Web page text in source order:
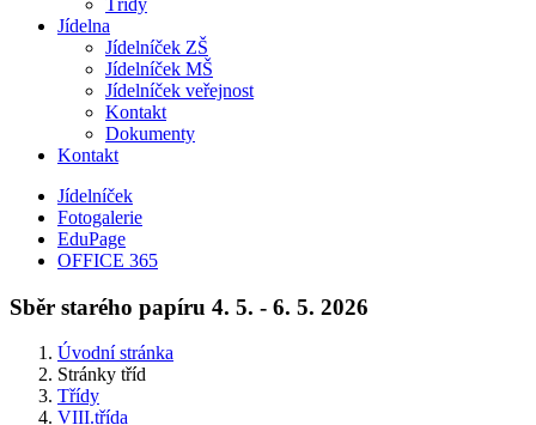
Třídy
Jídelna
Jídelníček ZŠ
Jídelníček MŠ
Jídelníček veřejnost
Kontakt
Dokumenty
Kontakt
Jídelníček
Fotogalerie
EduPage
OFFICE 365
Sběr starého papíru 4. 5. - 6. 5. 2026
Úvodní stránka
Stránky tříd
Třídy
VIII.třída